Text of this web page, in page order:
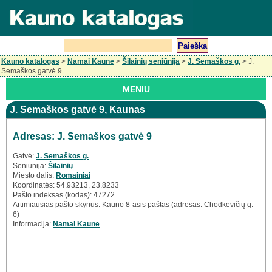
Kauno katalogas > Namai Kaune > Šilainių seniūnija > J. Semaškos g. > J.
Semaškos gatvė 9
MENIU
J. Semaškos gatvė 9, Kaunas
Adresas: J. Semaškos gatvė 9
Gatvė: J. Semaškos g.
Seniūnija: Šilainių
Miesto dalis: Romainiai
Koordinatės: 54.93213, 23.8233
Pašto indeksas (kodas): 47272
Artimiausias pašto skyrius: Kauno 8-asis paštas (adresas: Chodkevičių g.
6)
Informacija: Namai Kaune